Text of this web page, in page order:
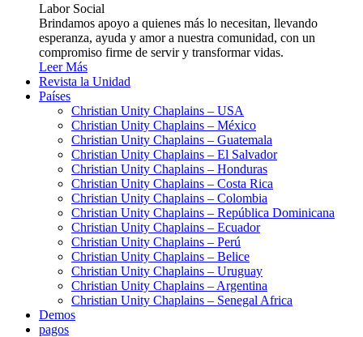
Labor Social
Brindamos apoyo a quienes más lo necesitan, llevando
esperanza, ayuda y amor a nuestra comunidad, con un
compromiso firme de servir y transformar vidas.
Leer Más
Revista la Unidad
Países
Christian Unity Chaplains – USA
Christian Unity Chaplains – México
Christian Unity Chaplains – Guatemala
Christian Unity Chaplains – El Salvador
Christian Unity Chaplains – Honduras
Christian Unity Chaplains – Costa Rica
Christian Unity Chaplains – Colombia
Christian Unity Chaplains – República Dominicana
Christian Unity Chaplains – Ecuador
Christian Unity Chaplains – Perú
Christian Unity Chaplains – Belice
Christian Unity Chaplains – Uruguay
Christian Unity Chaplains – Argentina
Christian Unity Chaplains – Senegal Africa
Demos
pagos